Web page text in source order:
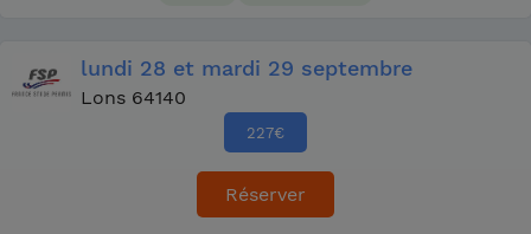
lundi 28 et mardi 29 septembre
Lons 64140
227€
Réserver